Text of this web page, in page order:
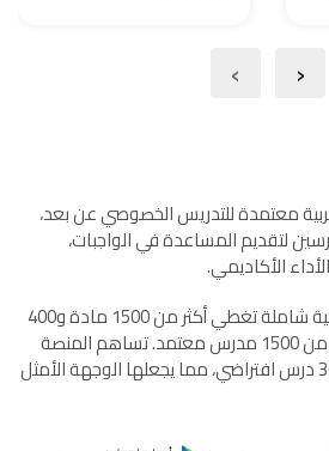
‹
›
معتمدة للتدريس الخصوصي عن بعد،
لتقديم المساعدة في الواجبات،
الأكاديمي.
تقدم المنصة خدمات تعليمية شاملة تغطي أكثر من 1500 مادة و400
تخصص، مع فريق يضم أكثر من 1500 مدرس معتمد. تساهم المنصة
شهريًا في حجز أكثر من 3000 درس افتراضي، مما يجعلها الوجهة الأمثل